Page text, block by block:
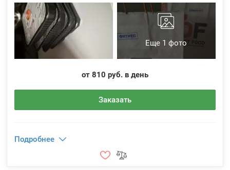
Еще 1 фото
от 810 руб. в день
Заказать
Подробнее